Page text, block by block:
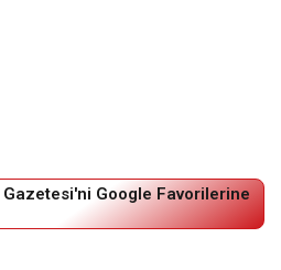
Gazetesi'ni Google Favorilerine